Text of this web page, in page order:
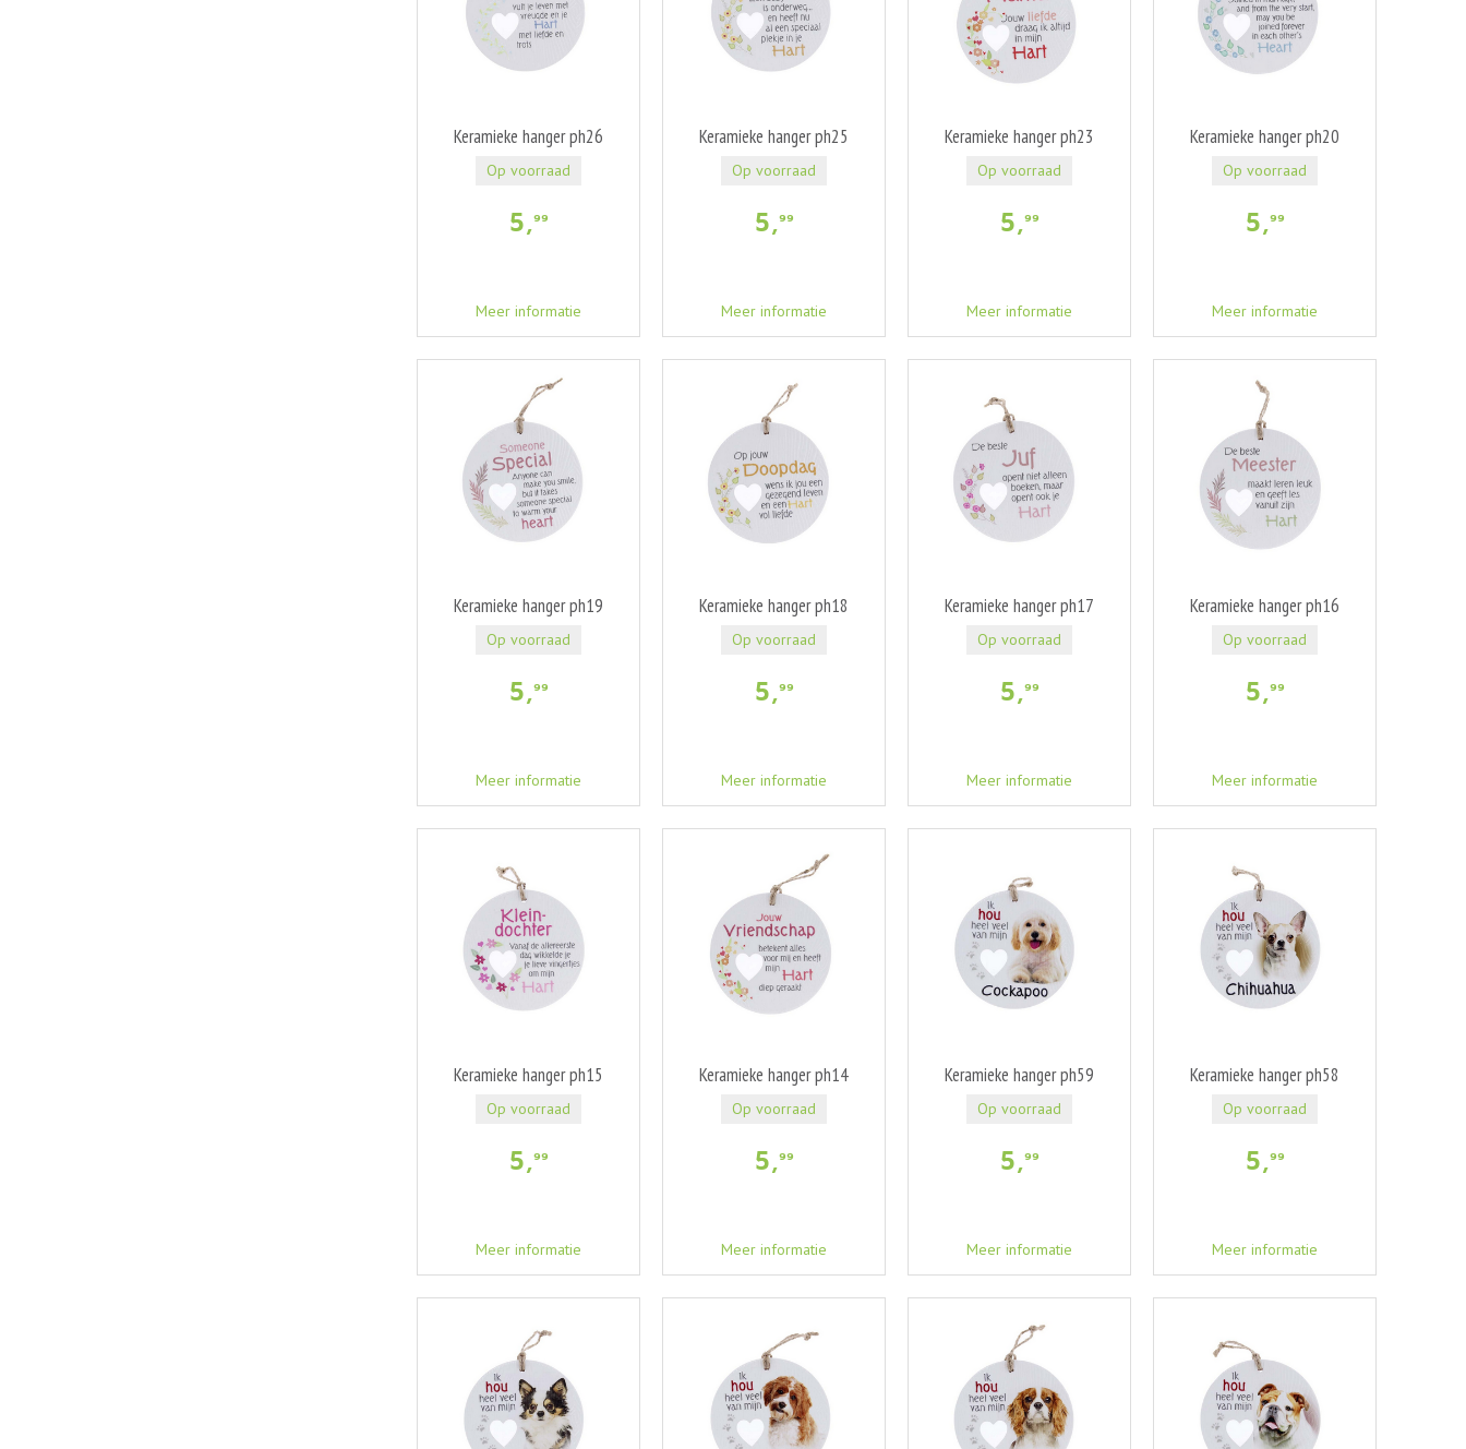
Keramieke hanger ph26
5,99
Meer informatie
Op voorraad
Keramieke hanger ph25
5,99
Meer informatie
Op voorraad
Keramieke hanger ph23
5,99
Meer informatie
Op voorraad
Keramieke hanger ph20
5,99
Meer informatie
Op voorraad
Keramieke hanger ph19
5,99
Meer informatie
Op voorraad
Keramieke hanger ph18
5,99
Meer informatie
Op voorraad
Keramieke hanger ph17
5,99
Meer informatie
Op voorraad
Keramieke hanger ph16
5,99
Meer informatie
Op voorraad
Keramieke hanger ph15
5,99
Meer informatie
Op voorraad
Keramieke hanger ph14
5,99
Meer informatie
Op voorraad
Keramieke hanger ph59
5,99
Meer informatie
Op voorraad
Keramieke hanger ph58
5,99
Meer informatie
Op voorraad